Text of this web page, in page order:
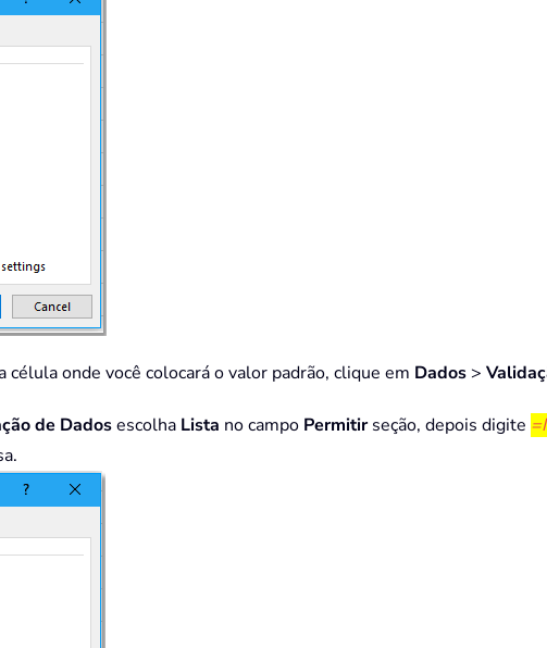
célula onde você colocará o valor padrão, clique em Dados >
de Dadosescolha Lista no campo Permitirseção, depois digite